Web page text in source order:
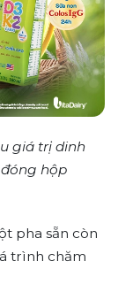
giá trị dinh
hộp
pha sẵn còn
trình chăm